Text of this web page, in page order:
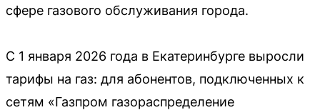
сфере газового обслуживания города.
С 1 января 2026 года в Екатеринбурге выросли
тарифы на газ: для абонентов, подключенных к
сетям «Газпром газораспределение